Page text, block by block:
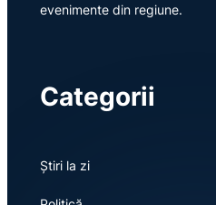
evenimente din regiune.
Categorii
Știri la zi